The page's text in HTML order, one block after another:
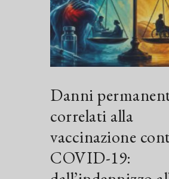
Danni
correlati alla
vaccinazione
COVID-19: